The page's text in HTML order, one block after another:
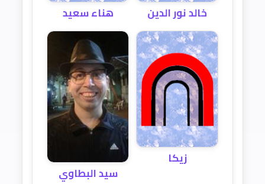
خالد نور الدين هناء سعيد
زيكا
سيد البطاوي